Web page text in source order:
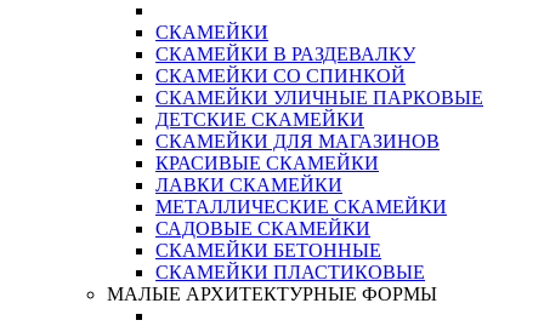
СКАМЕЙКИ
СКАМЕЙКИ В РАЗДЕВАЛКУ
СКАМЕЙКИ СО СПИНКОЙ
СКАМЕЙКИ УЛИЧНЫЕ ПАРКОВЫЕ
ДЕТСКИЕ СКАМЕЙКИ
СКАМЕЙКИ ДЛЯ МАГАЗИНОВ
КРАСИВЫЕ СКАМЕЙКИ
ЛАВКИ СКАМЕЙКИ
МЕТАЛЛИЧЕСКИЕ СКАМЕЙКИ
САДОВЫЕ СКАМЕЙКИ
СКАМЕЙКИ БЕТОННЫЕ
СКАМЕЙКИ ПЛАСТИКОВЫЕ
МАЛЫЕ АРХИТЕКТУРНЫЕ ФОРМЫ